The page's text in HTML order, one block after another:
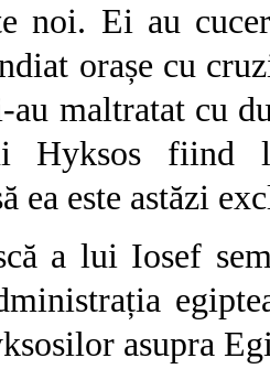
noi. Ei au
orașe cu
maltratat cu
Hyksos fiind
ea este astăzi
a lui Iosef
asupra